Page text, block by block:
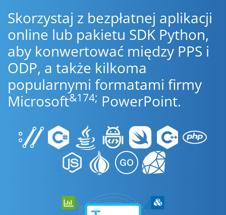
Skorzystaj z bezpłatnej aplikacji
online lub pakietu SDK Python,
aby konwertować między PPS i
ODP, a także kilkoma
popularnymi formatami firmy
Microsoft&174; PowerPoint.